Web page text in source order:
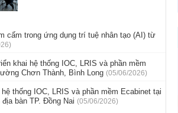
cấm trong ứng dụng trí tuệ nhân tạo (AI) từ
khai hệ thống IOC, LRIS và phần mềm
Chơn Thành, Bình Long (05/06/2026)
thống IOC, LRIS và phần mềm Ecabinet tại
bàn TP. Đồng Nai (05/06/2026)